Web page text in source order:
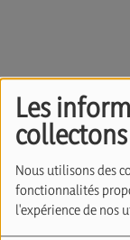
Les
collectons
Nous utilisons des
fonctionnalités
l'expérience de nos
Le
à
Iclicki